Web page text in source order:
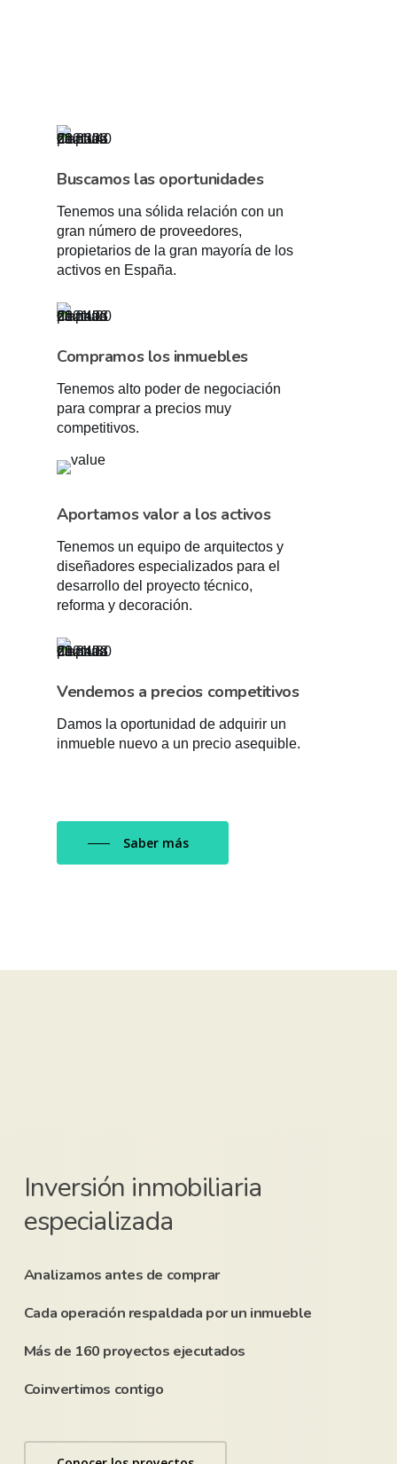
Buscamos las oportunidades
Tenemos una sólida relación con un
gran número de proveedores,
propietarios de la gran mayoría de los
activos en España.
Compramos los inmuebles
Tenemos alto poder de negociación
para comprar a precios muy
competitivos.
Aportamos valor a los activos
Tenemos un equipo de arquitectos y
diseñadores especializados para el
desarrollo del proyecto técnico,
reforma y decoración.
Vendemos a precios competitivos
Damos la oportunidad de adquirir un
inmueble nuevo a un precio asequible.
Saber más
Inversión inmobiliaria
especializada
Analizamos antes de comprar
Cada operación respaldada por un inmueble
Más de 160 proyectos ejecutados
Coinvertimos contigo